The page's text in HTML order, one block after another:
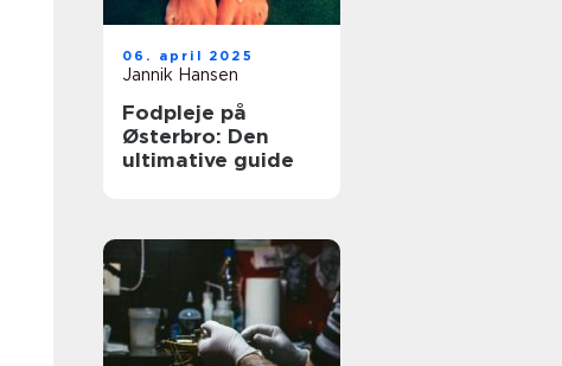
06. april 2025
Jannik Hansen
Fodpleje på
Østerbro: Den
ultimative guide